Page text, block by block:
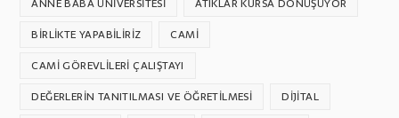
ANNE BABA ÜNIVERSITESI
ATIKLAR KURSA DÖNÜŞÜYOR
BIRLIKTE YAPABILIRIZ
CAMI
CAMI GÖREVLILERI ÇALIŞTAYI
DEĞERLERIN TANITILMASI VE ÖĞRETILMESI
DIJITAL